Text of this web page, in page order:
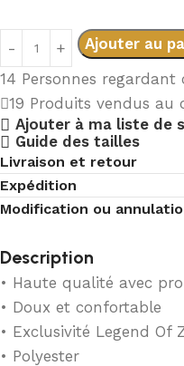
Ajouter au
14 Personnes
19 Produits vendus au
Ajouter à ma liste de
Guide des tailles
Livraison et retour
Expédition
Modification ou
Description
• Haute qualité avec
• Doux et confortable
• Exclusivité Legend Of
• Polyester